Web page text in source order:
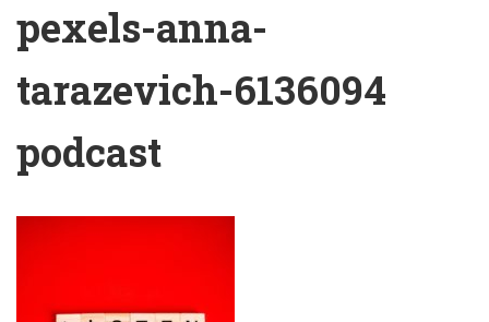
pexels-anna-
tarazevich-6136094
podcast